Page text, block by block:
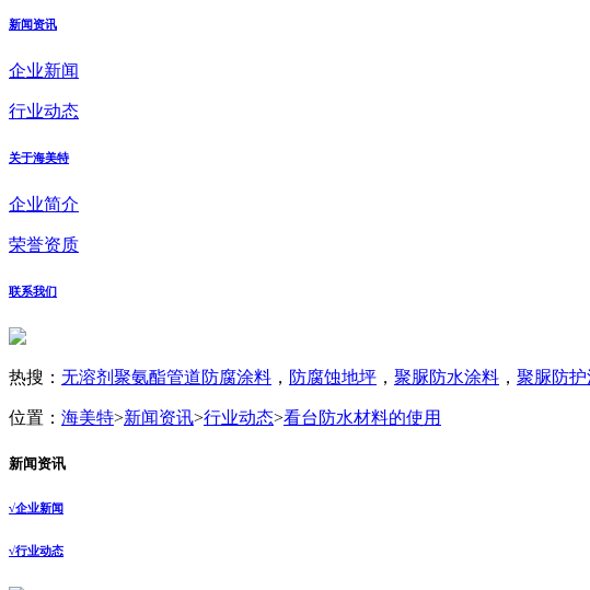
新闻资讯
企业新闻
行业动态
关于海美特
企业简介
荣誉资质
联系我们
热搜： 无溶剂聚氨酯管道防腐涂料 ， 防腐蚀地坪 ， 聚脲防水涂料 ， 聚脲防
位置： 海美特>新闻资讯>行业动态>看台防水材料的使用
新闻资讯
√企业新闻
√行业动态